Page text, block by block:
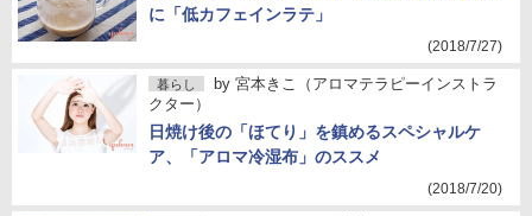
に「低カフェインラテ」
(2018/7/27)
暮らし by 宮本きこ（アロマテラピーインストラ
クター）
日焼け後の「ほてり」を鎮めるスペシャルケ
ア、「アロマ冷湿布」のススメ
(2018/7/20)